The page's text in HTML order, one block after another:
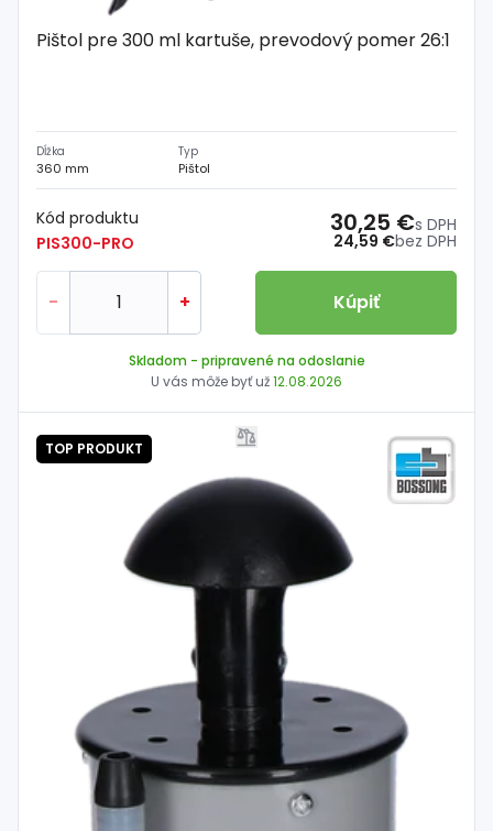
Pištol pre 300 ml kartuše, prevodový pomer 26:1
Dĺžka
360 mm
Typ
Pištol
Kód produktu
PIS300-PRO
24,59 €bez DPH
30,25 €s DPH
- + Kúpiť
Skladom - pripravené na odoslanie
U vás môže byť už12.08.2026
TOP PRODUKT